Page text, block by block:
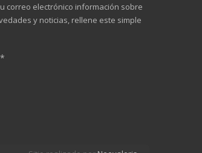
correo electrónico información sobre
y noticias, rellene este simple
*